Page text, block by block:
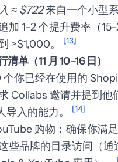
≈ $722来自一个小型
加 1–2 个提升费率（
>$1,000。
[13]
清单（11 月 10–16 日）
个你已经在使用的
Collabs 邀请并提到他
导入的能力。
[14]
购物：确保你满
些品牌的目录访问（